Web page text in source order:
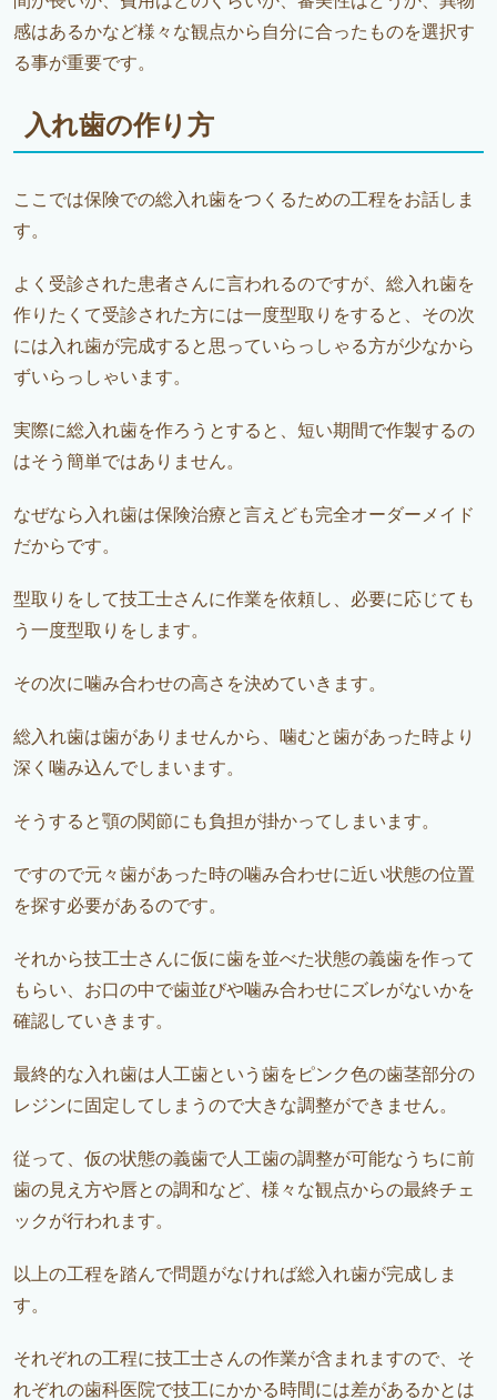
感はあるかなど様々な観点から自分に合ったものを選択す
る事が重要です。
入れ歯の作り方
ここでは保険での総入れ歯をつくるための工程をお話しま
す。
よく受診された患者さんに言われるのですが、総入れ歯を
作りたくて受診された方には一度型取りをすると、その次
には入れ歯が完成すると思っていらっしゃる方が少なから
ずいらっしゃいます。
実際に総入れ歯を作ろうとすると、短い期間で作製するの
はそう簡単ではありません。
なぜなら入れ歯は保険治療と言えども完全オーダーメイド
だからです。
型取りをして技工士さんに作業を依頼し、必要に応じても
う一度型取りをします。
その次に噛み合わせの高さを決めていきます。
総入れ歯は歯がありませんから、噛むと歯があった時より
深く噛み込んでしまいます。
そうすると顎の関節にも負担が掛かってしまいます。
ですので元々歯があった時の噛み合わせに近い状態の位置
を探す必要があるのです。
それから技工士さんに仮に歯を並べた状態の義歯を作って
もらい、お口の中で歯並びや噛み合わせにズレがないかを
確認していきます。
最終的な入れ歯は人工歯という歯をピンク色の歯茎部分の
レジンに固定してしまうので大きな調整ができません。
従って、仮の状態の義歯で人工歯の調整が可能なうちに前
歯の見え方や唇との調和など、様々な観点からの最終チェ
ックが行われます。
以上の工程を踏んで問題がなければ総入れ歯が完成しま
す。
それぞれの工程に技工士さんの作業が含まれますので、そ
れぞれの歯科医院で技工にかかる時間には差があるかとは